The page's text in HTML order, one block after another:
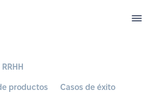
productos Casos de éxito